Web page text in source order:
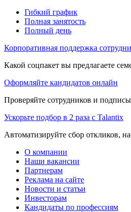
Гибкий график
Полная занятость
Полный день
Корпоративная поддержка
Какой соцпакет вы предлагаете
Оформляйте кандидатов онлайн
Проверяйте сотрудников и
Ускорьте подбор в 2 раза с Talantix
Автоматизируйте сбор откликов,
О компании
Наши вакансии
Партнерам
Реклама на сайте
Новости и статьи
Инвесторам
Кандидаты по профессиям